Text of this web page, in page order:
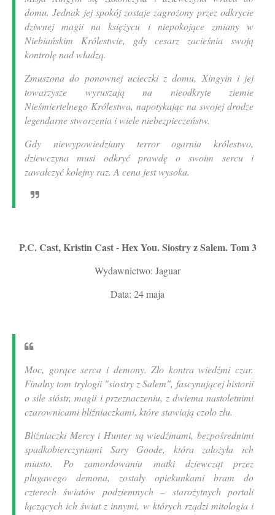
domu. Jednak jej spokój zostaje zagrożony przez odkrycie
dziwnej magii na księżycu i niepokojące zmiany w
Niebiańskim Królestwie, gdy cesarz zacieśnia swoją
kontrolę nad władzą.
Zmuszona do ponownej ucieczki z domu, Xingyin i jej
towarzysze wyruszają na nieodkryte ziemie
Nieśmiertelnego Królestwa, napotykając na swojej drodze
legendarne stworzenia i wiele niebezpieczeństw.
Gdy niewypowiedziany terror ogarnia królestwo,
dziewczyna musi odkryć prawdę o swoim sercu i
zawalczyć kolejny raz. A cena jest wysoka.
P.C. Cast, Kristin Cast - Hex You. Siostry z Salem. Tom 3
Wydawnictwo: Jaguar
Data: 24 maja
Moc, gorące serca i demony. Zło kontra wiedźmi czar.
Finalny tom trylogii "siostry z Salem", fascynującej historii
o sile sióstr, magii i przeznaczeniu, z dwiema nastoletnimi
czarownicami bliźniaczkami, które stawiają czoło złu.
Bliźniaczki Mercy i Hunter są wiedźmami, bezpośrednimi
spadkobierczyniami Sary Goode, która założyła ich
miasto. Po zamordowaniu matki dziewcząt przez
plugawego demona, zostały opiekunkami bram do
czterech światów podziemnych – starożytnych portali
łączących ich świat z innymi, w których rządzi mitologia i